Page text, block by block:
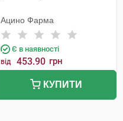
Ацино Фарма
Є в наявності
від 453.90 грн
КУПИТИ